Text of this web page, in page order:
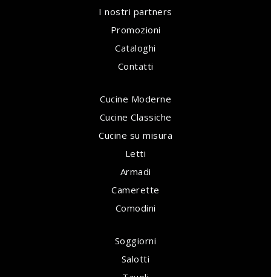
I nostri partners
Promozioni
Cataloghi
Contatti
Cucine Moderne
Cucine Classiche
Cucine su misura
Letti
Armadi
Camerette
Comodini
Soggiorni
Salotti